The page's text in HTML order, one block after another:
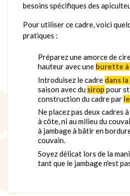
besoins spécifiques des
Pour utiliser ce cadre, voici
pratiques :
Préparez une amorce de
hauteur avec une burette à
Introduisez le cadre dans
saison avec du sirop pour
construction du cadre par
Ne placez pas deux cadres
à côte, ni au milieu du
à jambage à bâtir en
couvain.
Soyez délicat lors de la
tant que le jambage n'est